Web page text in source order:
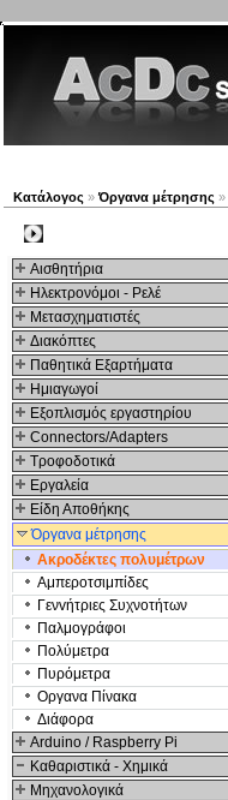
Κατάλογος »Όργανα μέτρησης »
Αισθητήρια
Ηλεκτρονόμοι - Ρελέ
Μετασχηματιστές
Διακόπτες
Παθητικά Εξαρτήματα
Hμιαγωγοί
Εξοπλισμός εργαστηρίου
Connectors/Adapters
Τροφοδοτικά
Εργαλεία
Είδη Αποθήκης
Όργανα μέτρησης
Ακροδέκτες πολυμέτρων
Αμπεροτσιμπίδες
Γενvήτριες Συχνοτήτων
Παλμογράφοι
Πολύμετρα
Πυρόμετρα
Οργανα Πίνακα
Διάφορα
Arduino / Raspberry Pi
Καθαριστικά - Χημικά
Μηχανολογικά